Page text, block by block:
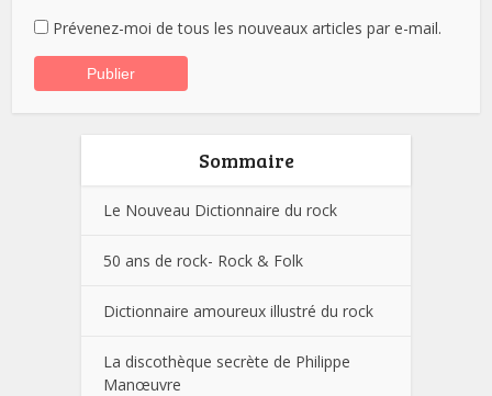
Prévenez-moi de tous les nouveaux articles par e-mail.
Sommaire
Le Nouveau Dictionnaire du rock
50 ans de rock- Rock & Folk
Dictionnaire amoureux illustré du rock
La discothèque secrète de Philippe
Manœuvre